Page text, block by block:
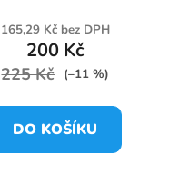
165,29 Kč bez DPH
200 Kč
225 Kč (–11 %)
DO KOŠÍKU